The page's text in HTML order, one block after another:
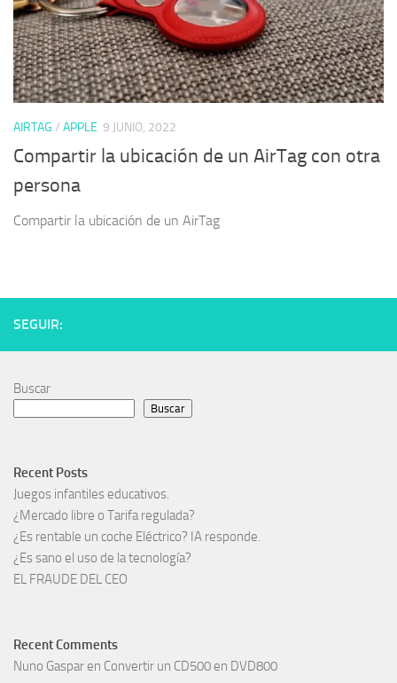
AIRTAG / APPLE 9 JUNIO, 2022
Compartir la ubicación de un AirTag con otra
persona
Compartir la ubicación de un AirTag
SEGUIR:
Buscar
Buscar
Recent Posts
Juegos infantiles educativos.
¿Mercado libre o Tarifa regulada?
¿Es rentable un coche Eléctrico? IA responde.
¿Es sano el uso de la tecnología?
EL FRAUDE DEL CEO
Recent Comments
Nuno Gaspar en Convertir un CD500 en DVD800